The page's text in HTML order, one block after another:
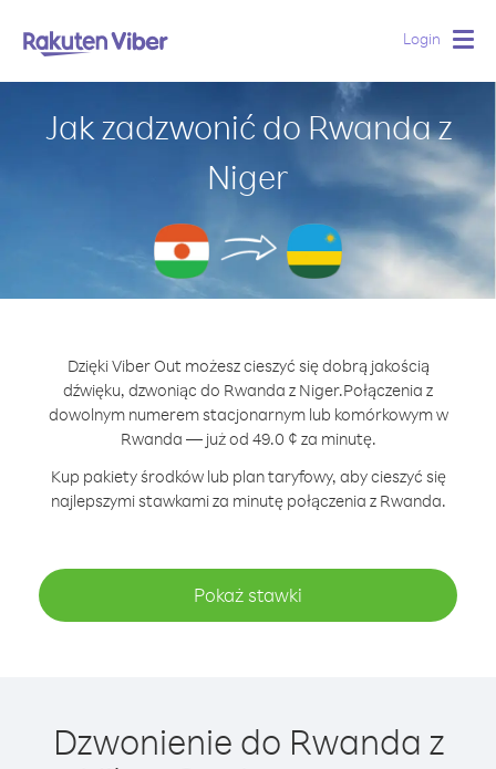
Login
Jak zadzwonić do Rwanda z
Niger
Dzięki Viber Out możesz cieszyć się dobrą jakością
dźwięku, dzwoniąc do Rwanda z Niger.Połączenia z
dowolnym numerem stacjonarnym lub komórkowym w
Rwanda — już od 49.0 ¢ za minutę.
Kup pakiety środków lub plan taryfowy, aby cieszyć się
najlepszymi stawkami za minutę połączenia z Rwanda.
Pokaż stawki
Dzwonienie do Rwanda z